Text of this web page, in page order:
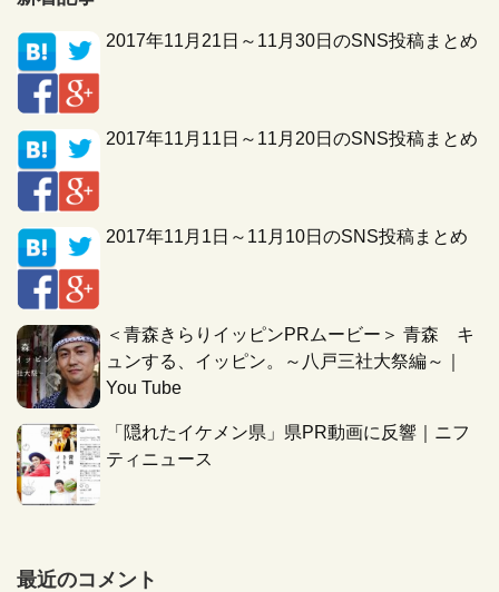
2017年11月21日～11月30日のSNS投稿まとめ
2017年11月11日～11月20日のSNS投稿まとめ
2017年11月1日～11月10日のSNS投稿まとめ
＜青森きらりイッピンPRムービー＞ 青森 キ
ュンする、イッピン。～八戸三社大祭編～｜
You Tube
「隠れたイケメン県」県PR動画に反響｜ニフ
ティニュース
最近のコメント